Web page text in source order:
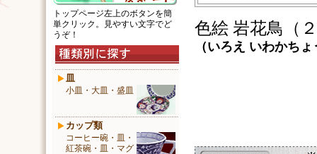
トップページ左上のボタンを簡
単クリック。見やすい文字でど
うぞ！
皿
小皿・大皿・盛皿
カップ類
コーヒー碗・皿・
紅茶碗・皿・マグ
色絵 岩花鳥（
（いろえ いわかちょ